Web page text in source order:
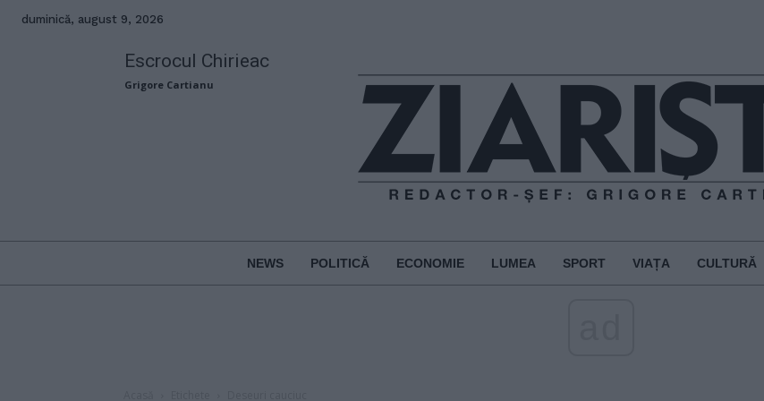
duminică, august 9, 2026
Escrocul Chirieac
Grigore Cartianu
NEWS POLITICĂ ECONOMIE LUMEA SPORT VIAȚA CULTURĂ